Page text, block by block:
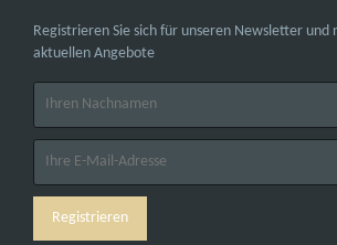
Registrieren Sie sich für unseren Newsletter und
aktuellen Angebote